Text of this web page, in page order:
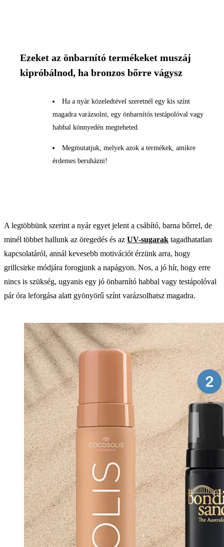
Ezeket az önbarnító termékeket muszáj
kipróbálnod, ha bronzos bőrre vágysz
Ha a nyár közeledtével szeretnél egy kis színt
magadra varázsolni, egy önbarnítós testápolóval vagy
habbal könnyedén megteheted.
Megmutatjuk, melyek azok a termékek, amikre
érdemes beruházni!
A legtöbbünk szerint a nyár egyet jelent a csábító, barna bőrrel, de
minél többet hallunk az öregedés és az UV-sugarak tagadhatatlan
kapcsolatáról, annál kevesebb motivációt érzünk arra, hogy
grillcsirke módjára forogjunk a napágyon. Nos, a jó hír, hogy erre
nincs is szükség, ugyanis egy jó önbarnító habbal vagy testápolóval
pár óra leforgása alatt gyönyörű színt varázsolhatsz magadra.